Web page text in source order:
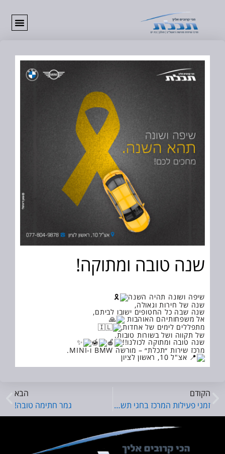
שנה טובה ומתוקה!
שיפה ושונה תהיה השנה
שנה של חירות וגאולה,
שנה שבה כל החטופים ישובו לביתם,
אל משפחותיהם האוהבות
מתפללים לימים של אחדות,
של תקווה ושל בשורות טובות.
שנה טובה ומתוקה לכולנו!!
מרכז שירות ״תכלת״ – מורשה BMW ו-MINI.
אצ"ל 10, ראשון לציון
הקודם
זמני פעילות המרכז בחגי תשרי תשפ״ו
הבא
גמר חתימה טובה!